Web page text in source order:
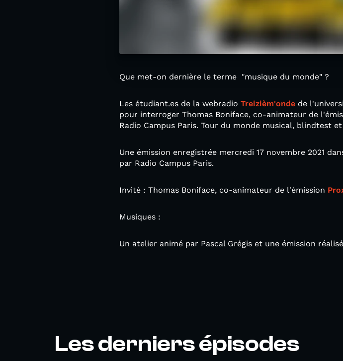
Que met-on dernière le terme "musique du monde" ?
Les étudiant.es de la webradio Treizièm'onde de
pour interroger Thomas Boniface, co-animateur de
Radio Campus Paris. Tour du monde musical, blindtest
Une émission enregistrée mercredi 17 novembre 2021
par Radio Campus Paris.
Invité : Thomas Boniface, co-animateur de l'émission
Musiques :
Un atelier animé par Pascal Grégis et une émission
Les derniers épisodes